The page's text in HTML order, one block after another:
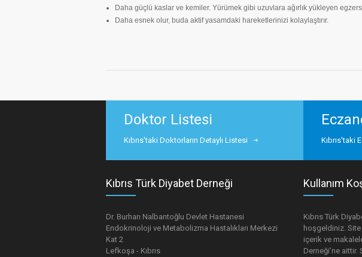
Daha güçlü kaslar ve kemiler. Yürümek gibi uzuvlara ağırlık yükleyen
Daha esnek olur, buda aktif yasamdaki hareketlerinizi kolaylaştırır.
Doktor Listesi
Kıbrıs'taki Doktorların Detaylı Listesi Kıbrıs'taki
Kıbrıs Türk Diyabet Derneği
Dr. Burhan Nalbantoğlu Devlet Hastanesi
Endokrinoloji ve Metabolizma Hastalıkları Merkezi
Kat 2
Lefkoşa - Kıbrıs
Kullanım
Kıbrıs Türk
hoşgeldiniz.
içerik ve
Derneği’ne